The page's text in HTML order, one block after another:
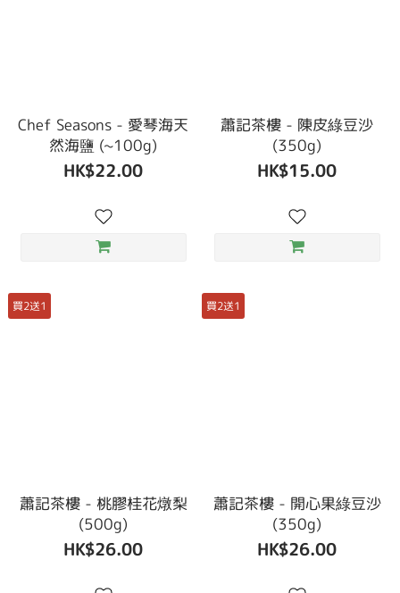
Chef Seasons - 愛琴海天
然海鹽 (~100g)
HK$22.00
蕭記茶樓 - 陳皮綠豆沙
(350g)
HK$15.00
買2送1
蕭記茶樓 - 桃膠桂花燉梨
(500g)
HK$26.00
買2送1
蕭記茶樓 - 開心果綠豆沙
(350g)
HK$26.00